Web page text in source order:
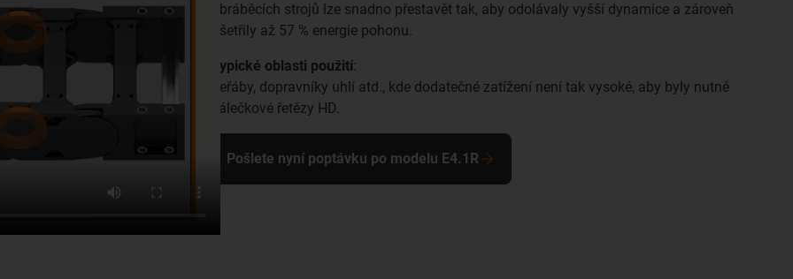
obráběcích strojů lze snadno přestavět tak, aby odolávaly vyšší dynamice a zároveň
ušetřily až 57 % energie pohonu.
Typické oblasti použití:
Jeřáby, dopravníky uhlí atd., kde dodatečné zatížení není tak vysoké, aby byly nutné
válečkové řetězy HD.
Pošlete nyní poptávku po modelu E4.1R